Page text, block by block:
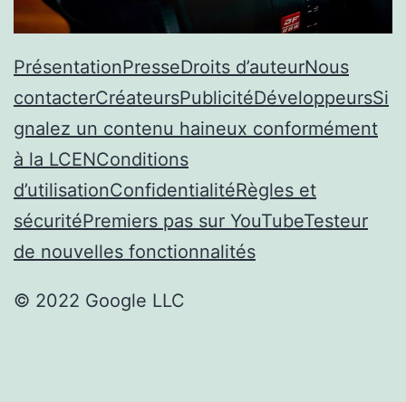
PrésentationPresseDroits d’auteurNous
contacterCréateursPublicitéDéveloppeursSi
gnalez un contenu haineux conformément
à la LCENConditions
d’utilisationConfidentialitéRègles et
sécuritéPremiers pas sur YouTubeTesteur
de nouvelles fonctionnalités
© 2022 Google LLC